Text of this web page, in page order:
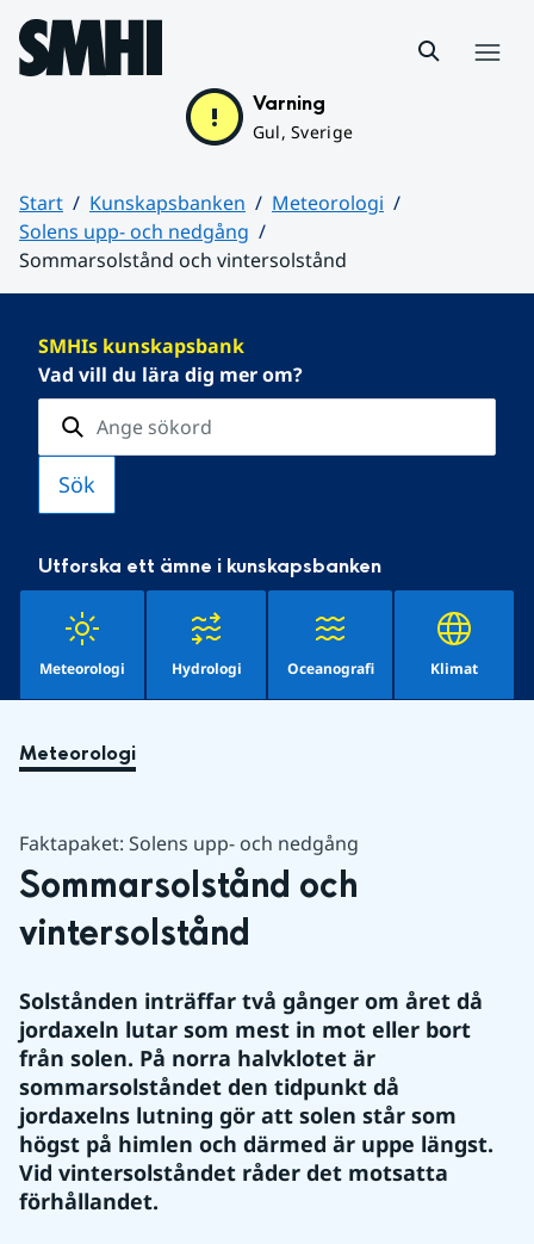
Hoppa till sidans innehåll
Varning
Gul, Sverige
Start Kunskapsbanken
Meteorologi
Solens upp- och nedgång
Sommarsolstånd och vintersolstånd
SMHIs kunskapsbank
Vad vill du lära dig mer om?
Utforska ett ämne i kunskapsbanken
Meteorologi Hydrologi Oceanografi Klimat
Meteorologi
Faktapaket: Solens upp- och nedgång
Sommarsolstånd och
vintersolstånd
Solstånden inträffar två gånger om året då
jordaxeln lutar som mest in mot eller bort
från solen. På norra halvklotet är
sommarsolståndet den tidpunkt då
jordaxelns lutning gör att solen står som
högst på himlen och därmed är uppe längst.
Vid vintersolståndet råder det motsatta
förhållandet.